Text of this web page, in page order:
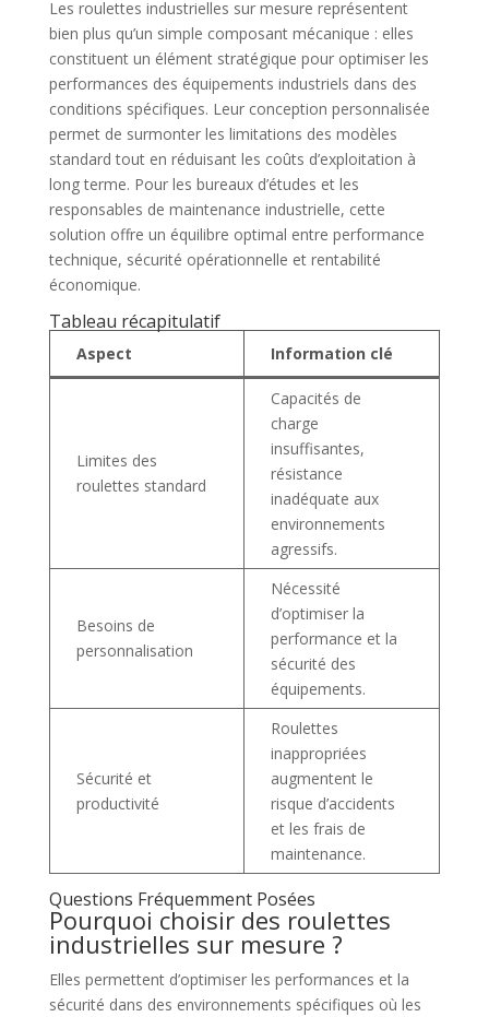
Les roulettes industrielles sur mesure représentent
bien plus qu’un simple composant mécanique : elles
constituent un élément stratégique pour optimiser les
performances des équipements industriels dans des
conditions spécifiques. Leur conception personnalisée
permet de surmonter les limitations des modèles
standard tout en réduisant les coûts d’exploitation à
long terme. Pour les bureaux d’études et les
responsables de maintenance industrielle, cette
solution offre un équilibre optimal entre performance
technique, sécurité opérationnelle et rentabilité
économique.
Tableau récapitulatif
Aspect Information clé
Limites des
roulettes standard
Capacités de
charge
insuffisantes,
résistance
inadéquate aux
environnements
agressifs.
Besoins de
personnalisation
Nécessité
d’optimiser la
performance et la
sécurité des
équipements.
Sécurité et
productivité
Roulettes
inappropriées
augmentent le
risque d’accidents
et les frais de
maintenance.
Questions Fréquemment Posées
Pourquoi choisir des roulettes
industrielles sur mesure ?
Elles permettent d’optimiser les performances et la
sécurité dans des environnements spécifiques où les